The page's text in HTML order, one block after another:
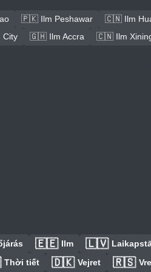
🇵🇰 Ilm Peshawar 🇨🇳 Ilm
🇬🇭 Ilm Accra 🇨🇳 Ilm
🇪🇪 Ilm 🇱🇻
Thời tiết 🇩🇰 Vejret 🇷🇸